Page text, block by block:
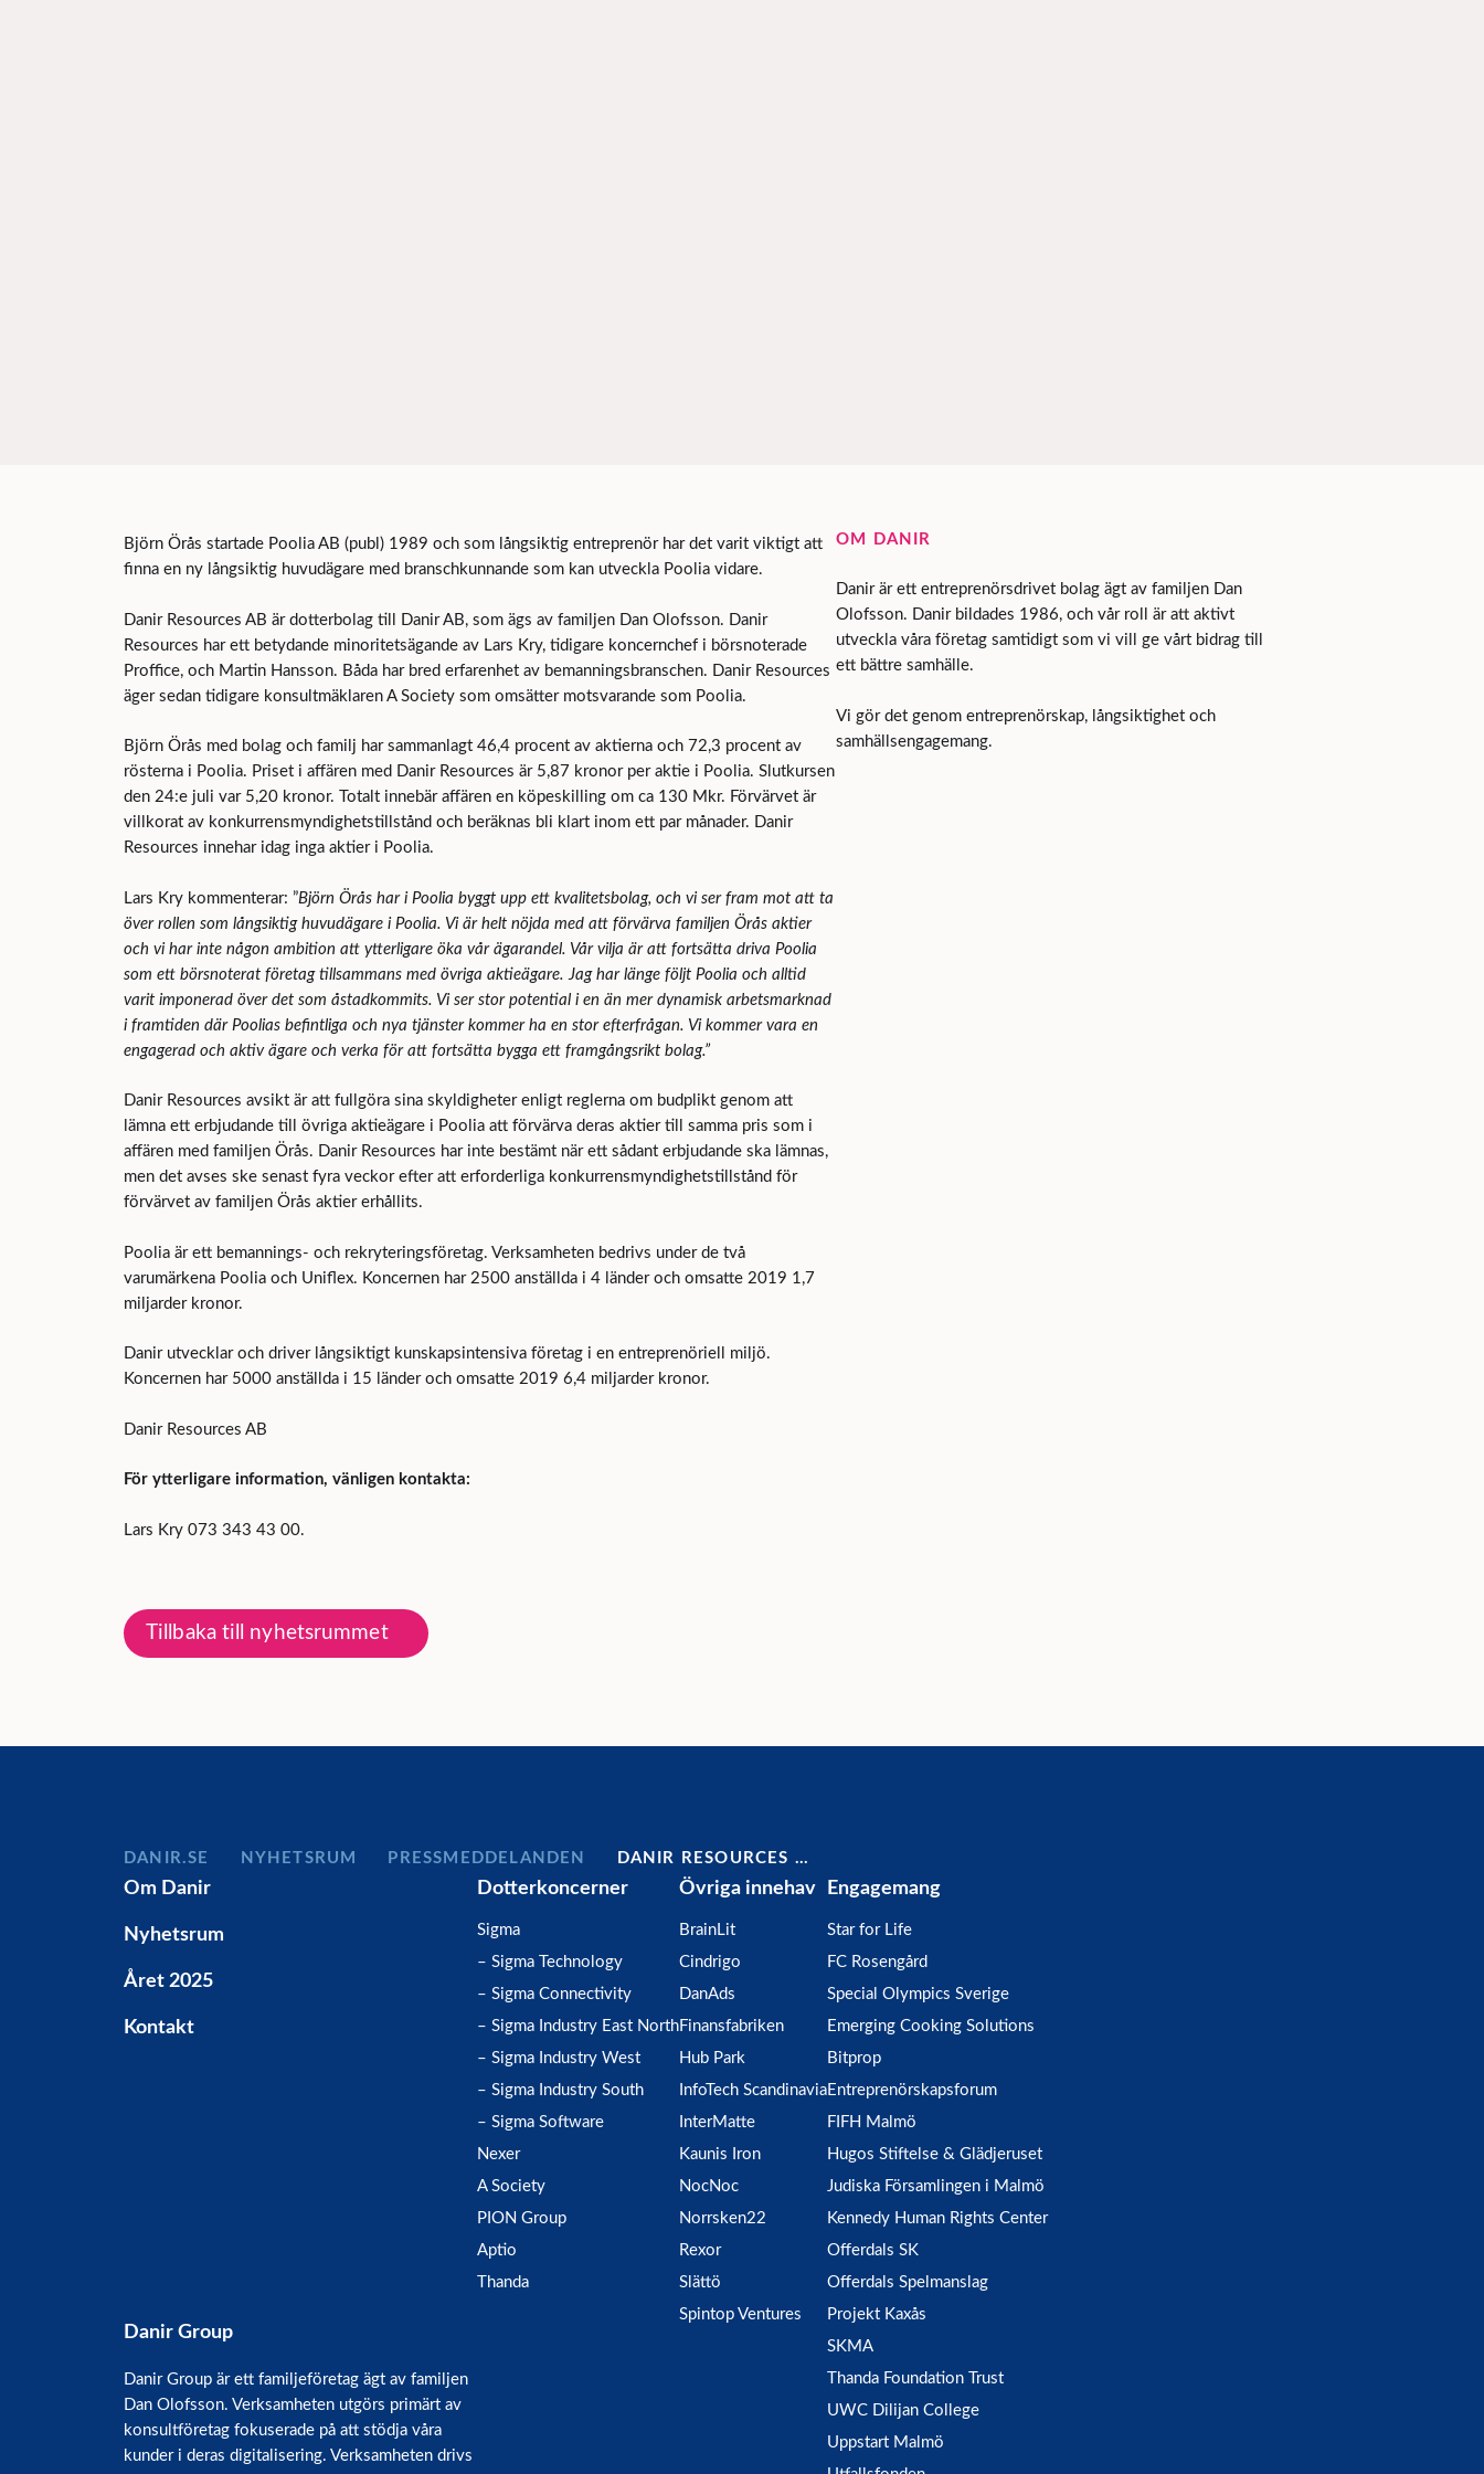
Björn Örås startade Poolia AB (publ) 1989 och som långsiktig entreprenör har det varit viktigt att
finna en ny långsiktig huvudägare med branschkunnande som kan utveckla Poolia vidare.
Danir Resources AB är dotterbolag till Danir AB, som ägs av familjen Dan Olofsson. Danir
Resources har ett betydande minoritetsägande av Lars Kry, tidigare koncernchef i börsnoterade
Proffice, och Martin Hansson. Båda har bred erfarenhet av bemanningsbranschen. Danir Resources
äger sedan tidigare konsultmäklaren A Society som omsätter motsvarande som Poolia.
Björn Örås med bolag och familj har sammanlagt 46,4 procent av aktierna och 72,3 procent av
rösterna i Poolia. Priset i affären med Danir Resources är 5,87 kronor per aktie i Poolia. Slutkursen
den 24:e juli var 5,20 kronor. Totalt innebär affären en köpeskilling om ca 130 Mkr. Förvärvet är
villkorat av konkurrensmyndighetstillstånd och beräknas bli klart inom ett par månader. Danir
Resources innehar idag inga aktier i Poolia.
Lars Kry kommenterar: ”Björn Örås har i Poolia byggt upp ett kvalitetsbolag, och vi ser fram mot att ta
över rollen som långsiktig huvudägare i Poolia. Vi är helt nöjda med att förvärva familjen Örås aktier
och vi har inte någon ambition att ytterligare öka vår ägarandel. Vår vilja är att fortsätta driva Poolia
som ett börsnoterat företag tillsammans med övriga aktieägare. Jag har länge följt Poolia och alltid
varit imponerad över det som åstadkommits. Vi ser stor potential i en än mer dynamisk arbetsmarknad
i framtiden där Poolias befintliga och nya tjänster kommer ha en stor efterfrågan. Vi kommer vara en
engagerad och aktiv ägare och verka för att fortsätta bygga ett framgångsrikt bolag.”
Danir Resources avsikt är att fullgöra sina skyldigheter enligt reglerna om budplikt genom att
lämna ett erbjudande till övriga aktieägare i Poolia att förvärva deras aktier till samma pris som i
affären med familjen Örås. Danir Resources har inte bestämt när ett sådant erbjudande ska lämnas,
men det avses ske senast fyra veckor efter att erforderliga konkurrensmyndighetstillstånd för
förvärvet av familjen Örås aktier erhållits.
Poolia är ett bemannings- och rekryteringsföretag. Verksamheten bedrivs under de två
varumärkena Poolia och Uniflex. Koncernen har 2500 anställda i 4 länder och omsatte 2019 1,7
miljarder kronor.
Danir utvecklar och driver långsiktigt kunskapsintensiva företag i en entreprenöriell miljö.
Koncernen har 5000 anställda i 15 länder och omsatte 2019 6,4 miljarder kronor.
Danir Resources AB
För ytterligare information, vänligen kontakta:
Lars Kry 073 343 43 00.
Tillbaka till nyhetsrummet
OM DANIR
Danir är ett entreprenörsdrivet bolag ägt av familjen Dan
Olofsson. Danir bildades 1986, och vår roll är att aktivt
utveckla våra företag samtidigt som vi vill ge vårt bidrag till
ett bättre samhälle.
Vi gör det genom entreprenörskap, långsiktighet och
samhällsengagemang.
DANIR NYHETSRUM PRESSMEDDELANDEN DANIR RESOURCES …
Om Danir
Nyhetsrum
Året 2025
Kontakt
Danir Group
Danir Group är ett familjeföretag ägt av familjen
Dan Olofsson. Verksamheten utgörs primärt av
konsultföretag fokuserade på att stödja våra
kunder i deras digitalisering. Verksamheten drivs
Dotterkoncerner
Sigma
– Sigma Technology
– Sigma Connectivity
– Sigma Industry East North
– Sigma Industry West
– Sigma Industry South
– Sigma Software
Nexer
A Society
PION Group
Aptio
Thanda
Övriga innehav
BrainLit
Cindrigo
DanAds
Finansfabriken
Hub Park
InfoTech Scandinavia
InterMatte
Kaunis Iron
NocNoc
Norrsken22
Rexor
Slättö
Spintop Ventures
Engagemang
Star for Life
FC Rosengård
Special Olympics Sverige
Emerging Cooking Solutions
Bitprop
Entreprenörskapsforum
FIFH Malmö
Hugos Stiftelse & Glädjeruset
Judiska Församlingen i Malmö
Kennedy Human Rights Center
Offerdals SK
Offerdals Spelmanslag
Projekt Kaxås
SKMA
Thanda Foundation Trust
UWC Dilijan College
Uppstart Malmö